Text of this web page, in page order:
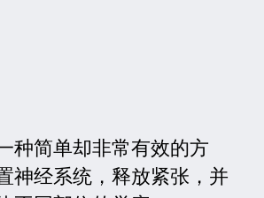
种简单却非常有效的方
神经系统，释放紧张，并